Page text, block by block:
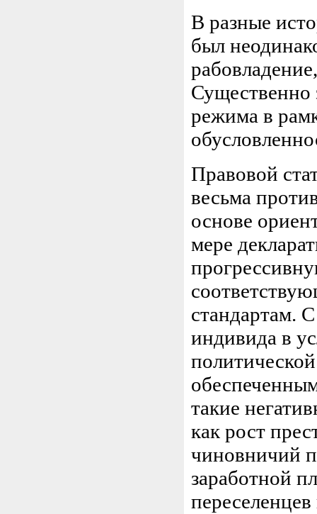
В разные
был
Существенно
режима в
Правовой
весьма
основе
мере
стандартам.
индивида в
такие
как рост
чиновничий
заработной